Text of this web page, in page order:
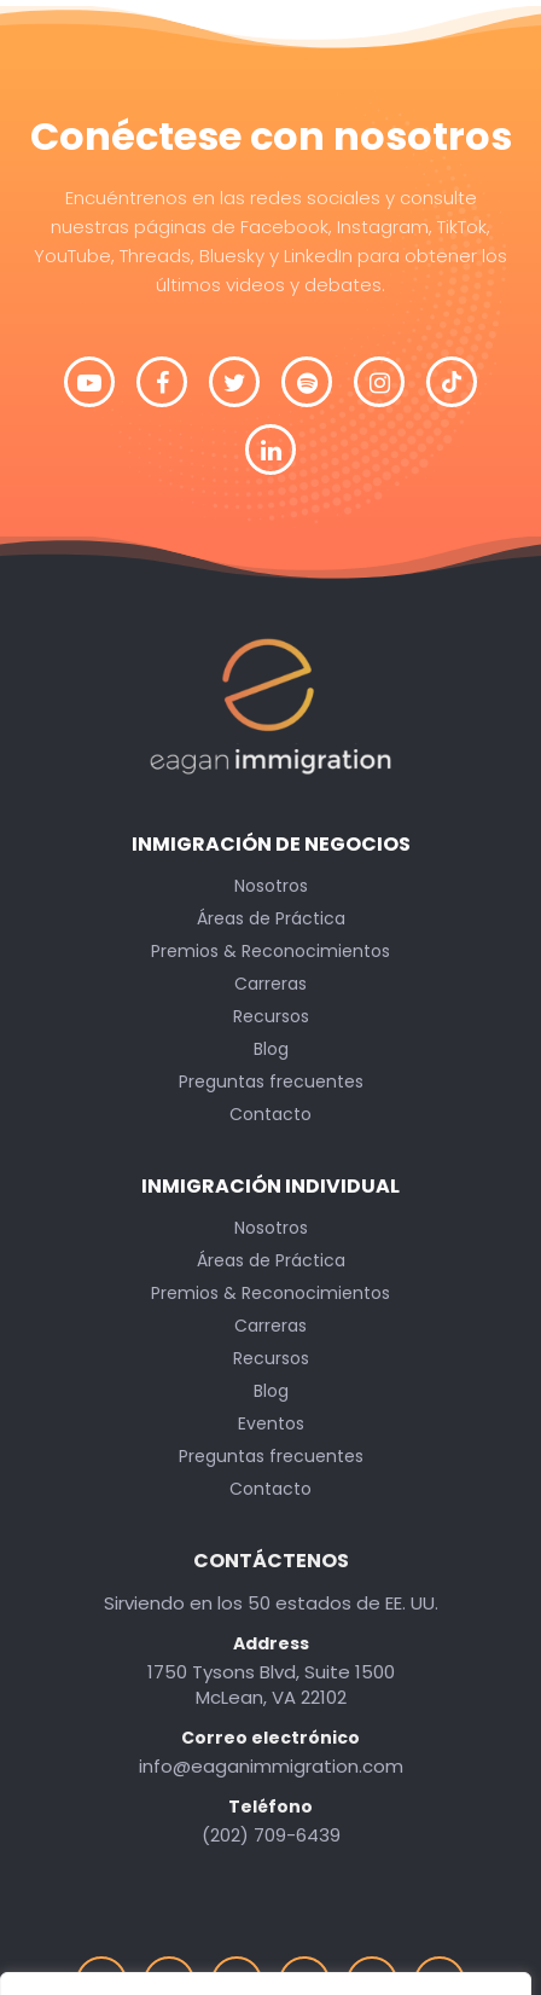
Conéctese con nosotros
Encuéntrenos en las redes sociales y consulte
nuestras páginas de Facebook, Instagram, TikTok,
YouTube, Threads, Bluesky y LinkedIn para obtener los
últimos videos y debates.
INMIGRACIÓN DE NEGOCIOS
Nosotros
Áreas de Práctica
Premios & Reconocimientos
Carreras
Recursos
Blog
Preguntas frecuentes
Contacto
INMIGRACIÓN INDIVIDUAL
Nosotros
Áreas de Práctica
Premios & Reconocimientos
Carreras
Recursos
Blog
Eventos
Preguntas frecuentes
Contacto
CONTÁCTENOS
Sirviendo en los 50 estados de EE. UU.
Address
1750 Tysons Blvd, Suite 1500
McLean, VA 22102
Correo electrónico
info@eaganimmigration.com
Teléfono
(202) 709-6439